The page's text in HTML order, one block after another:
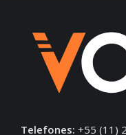
Telefones: +55 (11)